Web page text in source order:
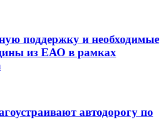
поддержку и необходимые
из ЕАО в рамках
автодорогу по